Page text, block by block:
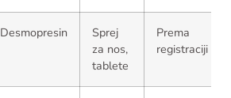
Desmopresin
Sprej
za nos,
tablete
Prema
registraciji